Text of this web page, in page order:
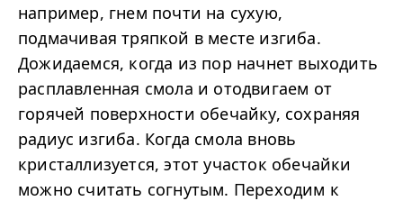
например, гнем почти на сухую,
подмачивая тряпкой в месте изгиба.
Дожидаемся, когда из пор начнет выходить
расплавленная смола и отодвигаем от
горячей поверхности обечайку, сохраняя
радиус изгиба. Когда смола вновь
кристаллизуется, этот участок обечайки
можно считать согнутым. Переходим к